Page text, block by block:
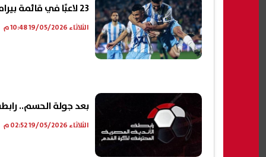
23 لاعبًا في قائمة بيراميدز لمواجهة سموحة في الجولة الأخيرة من الدوري الممتاز
الثلاثاء 19/05/2026 10:48 م
بعد جولة الحسم..
الثلاثاء 19/05/2026 02:52 م